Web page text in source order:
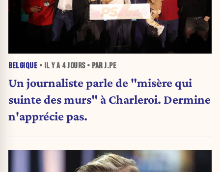
BELGIQUE • IL Y A 4 JOURS• PAR J.PE
Un journaliste parle de "misère qui
suinte des murs" à Charleroi. Dermine
n'apprécie pas.